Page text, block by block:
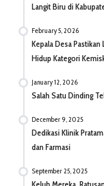
Langit Biru di
February 5, 2026
Kepala Desa Pastikan
Hidup Kategori
January 12, 2026
Salah Satu Dinding
December 9, 2025
Dedikasi Klinik
dan Farmasi
September 25, 2025